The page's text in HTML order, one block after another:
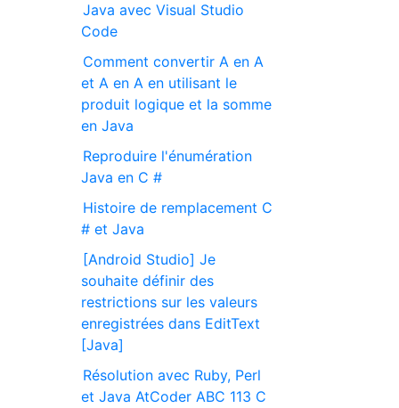
Java avec Visual Studio
Code
Comment convertir A en A
et A en A en utilisant le
produit logique et la somme
en Java
Reproduire l'énumération
Java en C #
Histoire de remplacement C
# et Java
[Android Studio] Je
souhaite définir des
restrictions sur les valeurs
enregistrées dans EditText
[Java]
Résolution avec Ruby, Perl
et Java AtCoder ABC 113 C